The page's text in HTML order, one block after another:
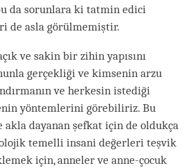
da sorunlara ki tatmin edici
de asla görülmemiştir.
ve sakin bir zihin yapısını
gerçekliği ve kimsenin arzu
ve herkesin istediği
yöntemlerini görebiliriz. Bu
dayanan şefkat için de oldukça
temelli insani değerleri teşvik
için, anneler ve anne-çocuk